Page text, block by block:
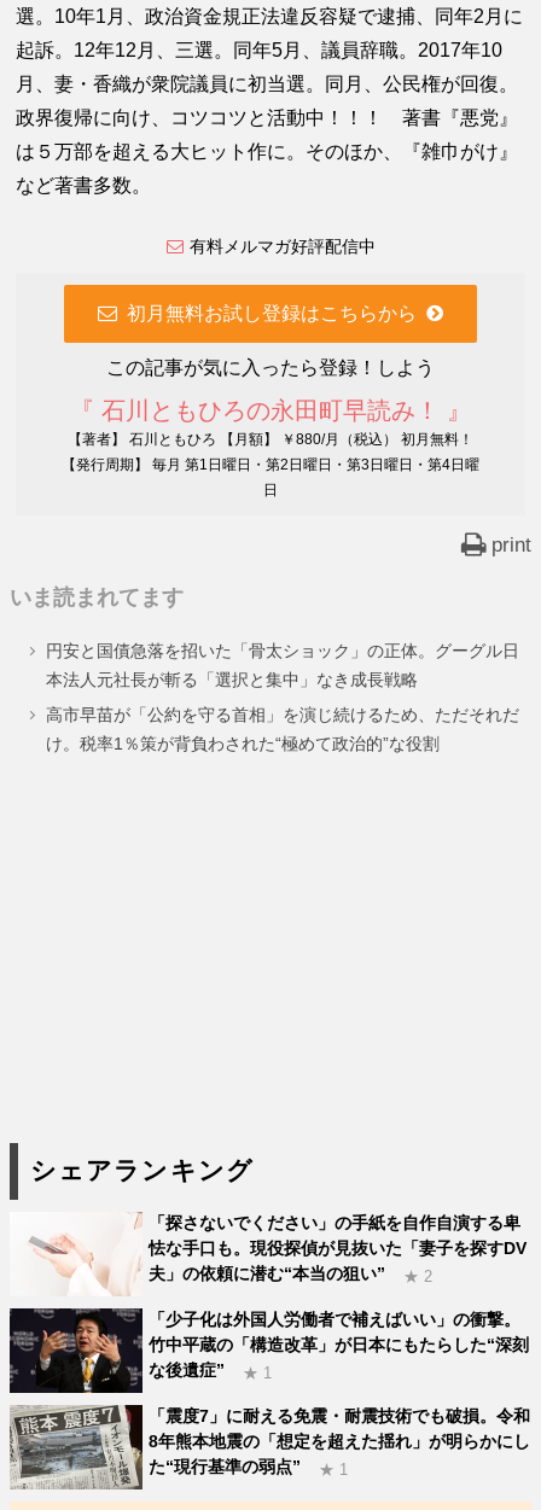
選。10年1月、政治資金規正法違反容疑で逮捕、同年2月に
起訴。12年12月、三選。同年5月、議員辞職。2017年10
月、妻・香織が衆院議員に初当選。同月、公民権が回復。
政界復帰に向け、コツコツと活動中！！！ 著書『悪党』
は５万部を超える大ヒット作に。そのほか、『雑巾がけ』
など著書多数。
有料メルマガ好評配信中
初月無料お試し登録はこちらから
この記事が気に入ったら登録！しよう
『 石川ともひろの永田町早読み！ 』
【著者】 石川ともひろ 【月額】 ￥880/月（税込） 初月無料！
【発行周期】 毎月 第1日曜日・第2日曜日・第3日曜日・第4日曜
日
print
いま読まれてます
円安と国債急落を招いた「骨太ショック」の正体。グーグル日
本法人元社長が斬る「選択と集中」なき成長戦略
高市早苗が「公約を守る首相」を演じ続けるため、ただそれだ
け。税率1％策が背負わされた“極めて政治的”な役割
シェアランキング
「探さないでください」の手紙を自作自演する卑
怯な手口も。現役探偵が見抜いた「妻子を探すDV
夫」の依頼に潜む“本当の狙い”
★ 2
「少子化は外国人労働者で補えばいい」の衝撃。
竹中平蔵の「構造改革」が日本にもたらした“深刻
な後遺症”
★ 1
「震度7」に耐える免震・耐震技術でも破損。令和
8年熊本地震の「想定を超えた揺れ」が明らかにし
た“現行基準の弱点”
★ 1